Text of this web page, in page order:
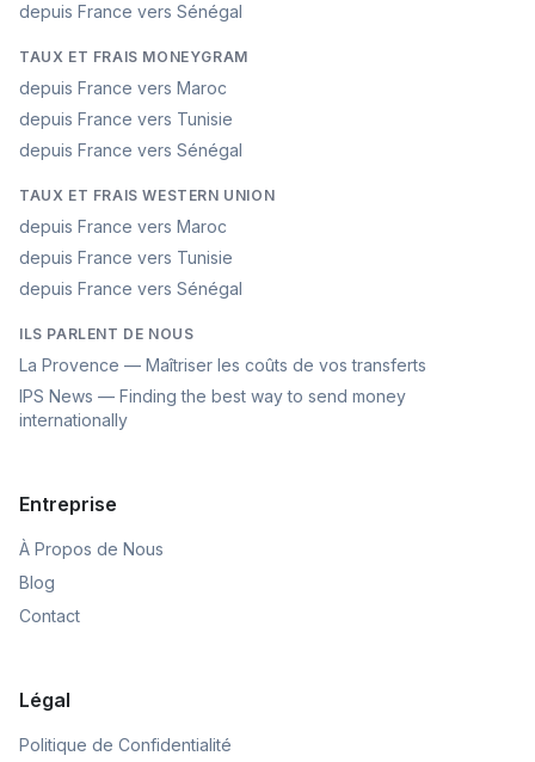
depuis France vers Sénégal
TAUX ET FRAIS MONEYGRAM
depuis France vers Maroc
depuis France vers Tunisie
depuis France vers Sénégal
TAUX ET FRAIS WESTERN UNION
depuis France vers Maroc
depuis France vers Tunisie
depuis France vers Sénégal
ILS PARLENT DE NOUS
La Provence — Maîtriser les coûts de vos transferts
IPS News — Finding the best way to send money
internationally
Entreprise
À Propos de Nous
Blog
Contact
Légal
Politique de Confidentialité